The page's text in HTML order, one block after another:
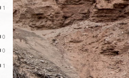
1
0
0
1